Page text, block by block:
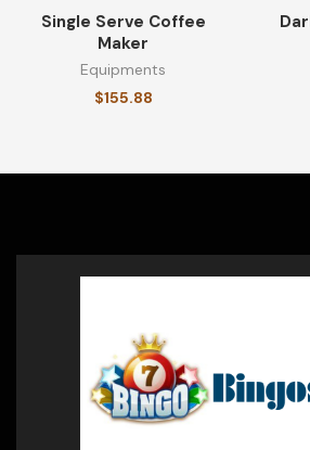
Single Serve Coffee
Maker
Equipments
$155.88